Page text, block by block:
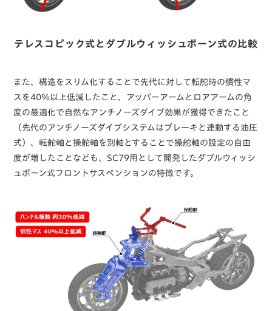
テレスコピック式とダブルウィッシュボーン式の比較
また、構造をスリム化することで先代に対して転舵時の慣性マ
スを40％以上低減したこと、アッパーアームとロアアームの角
度の最適化で自然なアンチノーズダイブ効果が獲得できたこと
（先代のアンチノーズダイブシステムはブレーキと連動する油圧
式）、転舵軸と操舵軸を別軸とすることで操舵軸の設定の自由
度が増したことなども、SC79用として開発したダブルウィッシ
ュボーン式フロントサスペンションの特徴です。